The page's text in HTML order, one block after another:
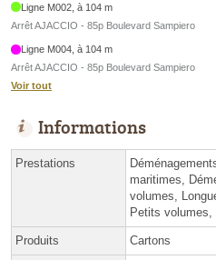
Ligne M002, à 104 m
Arrêt AJACCIO - 85p Boulevard Sampiero
Ligne M004, à 104 m
Arrêt AJACCIO - 85p Boulevard Sampiero
Voir tout
Informations
Prestations
maritimes,
volumes,
Petits volumes,
Produits Cartons